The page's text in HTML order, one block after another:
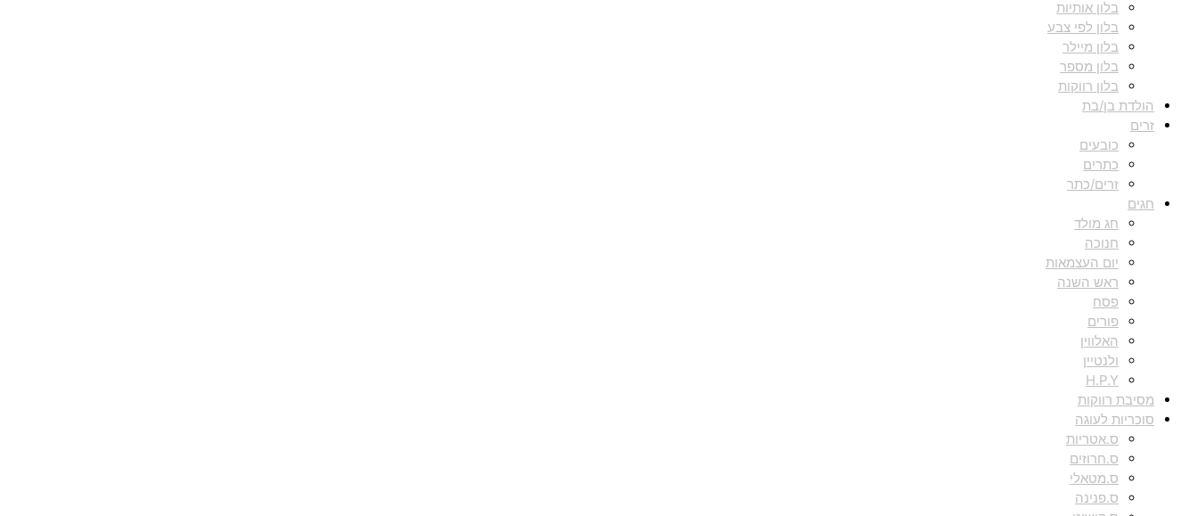
בלון אותיות
בלון לפי צבע
בלון מיילר
בלון מספר
בלון רווקות
הולדת בן/בת
זרים
כובעים
כתרים
זרים/כתר
חגים
חג מולד
חנוכה
יום העצמאות
ראש השנה
פסח
פורים
האלווין
ולנטיין
H.P.Y
מסיבת רווקות
סוכריות לעוגה
ס.אטריות
ס.חרוזים
ס.מטאלי
ס.פנינה